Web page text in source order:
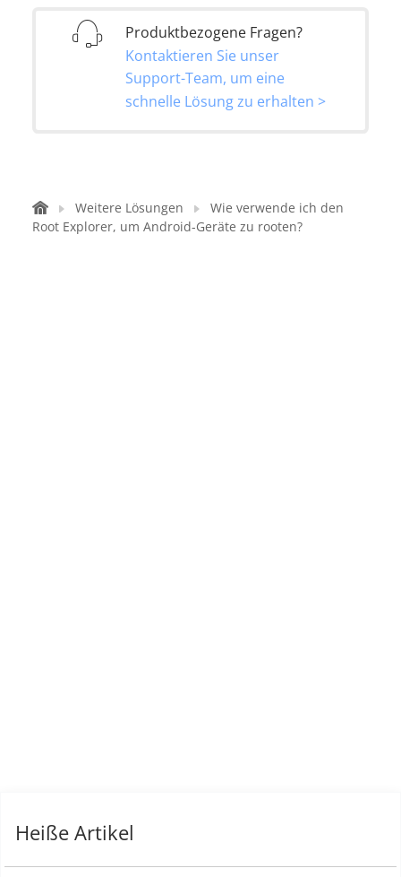
Produktbezogene Fragen?
Kontaktieren Sie unser
Support-Team, um eine
schnelle Lösung zu erhalten >
Weitere Lösungen
Wie verwende ich den
Root Explorer, um Android-Geräte zu rooten?
Heiße Artikel